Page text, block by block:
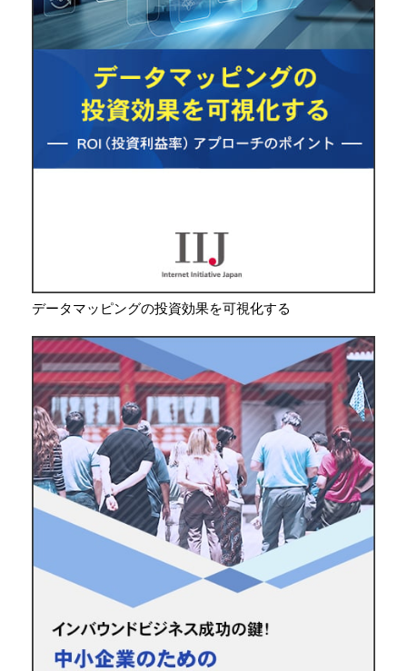
データマッピングの投資効果を可視化する